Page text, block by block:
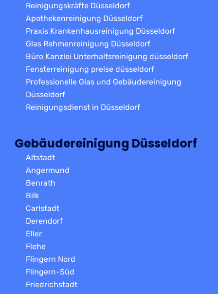
Reinigungskräfte Düsseldorf
Apothekenreinigung Düsseldorf
Praxis Krankenhausreinigung Düsseldorf
Glas Rahmenreinigung Düsseldorf
Büro Kanzlei Unterhaltsreinigung düsseldorf
Fensterreinigung preise düsseldorf
Professionelle Glas und Gebäudereinigung
Düsseldorf
Reinigungsdienst in Düsseldorf
Gebäudereinigung Düsseldorf
Altstadt
Angermund
Benrath
Bilk
Carlstadt
Derendorf
Eller
Flehe
Flingern Nord
Flingern-Süd
Friedrichstadt